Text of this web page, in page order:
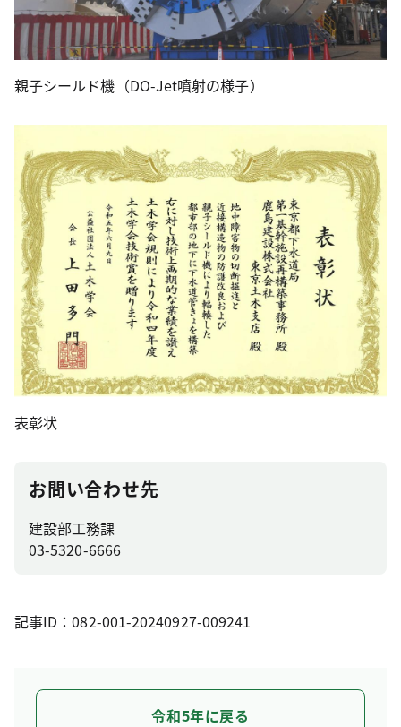
親子シールド機（DO-Jet噴射の様子）
表彰状
お問い合わせ先
建設部工務課
03-5320-6666
記事ID：082-001-20240927-009241
令和5年に戻る